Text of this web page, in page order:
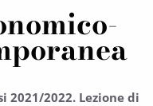
2021/2022. Lezione di